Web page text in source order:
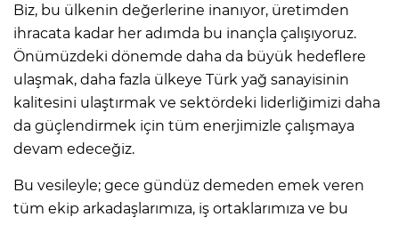
Biz, bu ülkenin değerlerine inanıyor, üretimden
ihracata kadar her adımda bu inançla çalışıyoruz.
Önümüzdeki dönemde daha da büyük hedeflere
ulaşmak, daha fazla ülkeye Türk yağ sanayisinin
kalitesini ulaştırmak ve sektördeki liderliğimizi daha
da güçlendirmek için tüm enerjimizle çalışmaya
devam edeceğiz.
Bu vesileyle; gece gündüz demeden emek veren
tüm ekip arkadaşlarımıza, iş ortaklarımıza ve bu